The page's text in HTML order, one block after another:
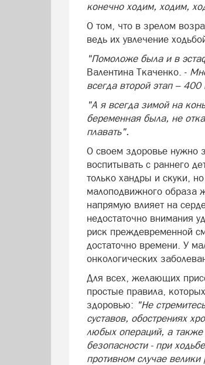
конечно ходим, ходим,
О том, что в зрелом
ведь их увлечение
"Помоложе была и в
Валентина Ткаченко. -
всегда второй этап –
"А я всегда зимой на
беременная была, не
плавать".
О своем здоровье нужно
воспитывать с раннего
только хандры и скуки,
малоподвижного образа
напрямую влияет на
недостаточно внимания
риск преждевременной
достаточно времени. У
онкологических
Для всех, желающих
простые правила,
здоровью: "Не
суставов, обострениях
любых операций, а также
безопасности - при
противном случае